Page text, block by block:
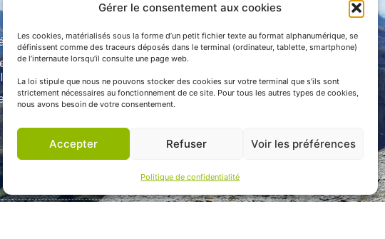
Gérer le consentement aux cookies
Les cookies, matérialisés sous la forme d’un petit fichier texte au format alphanumérique, se
définissent comme des traceurs déposés dans le terminal (ordinateur, tablette, smartphone)
de l’internaute lorsqu’il consulte une page web.
La loi stipule que nous ne pouvons stocker des cookies sur votre terminal que s’ils sont
strictement nécessaires au fonctionnement de ce site. Pour tous les autres types de cookies,
nous avons besoin de votre consentement.
Accepter Refuser Voir les préférences
Politique de confidentialité
Parc national des Pyrénées